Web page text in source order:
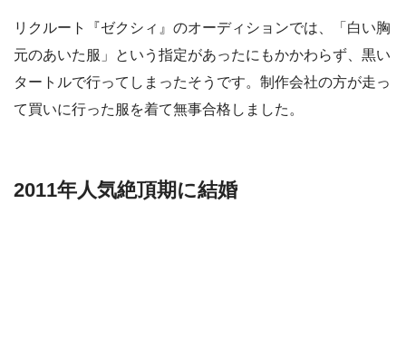
リクルート『ゼクシィ』のオーディションでは、「白い胸
元のあいた服」という指定があったにもかかわらず、黒い
タートルで行ってしまったそうです。制作会社の方が走っ
て買いに行った服を着て無事合格しました。
2011年人気絶頂期に結婚